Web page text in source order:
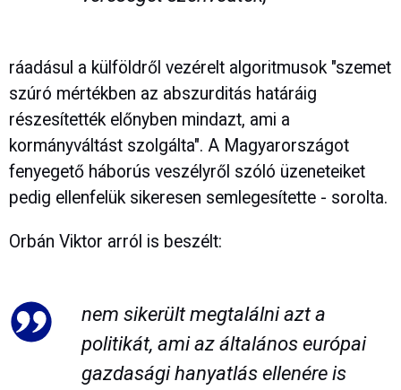
ráadásul a külföldről vezérelt algoritmusok "szemet
szúró mértékben az abszurditás határáig
részesítették előnyben mindazt, ami a
kormányváltást szolgálta". A Magyarországot
fenyegető háborús veszélyről szóló üzeneteiket
pedig ellenfelük sikeresen semlegesítette - sorolta.
Orbán Viktor arról is beszélt:
nem sikerült megtalálni azt a
politikát, ami az általános európai
gazdasági hanyatlás ellenére is